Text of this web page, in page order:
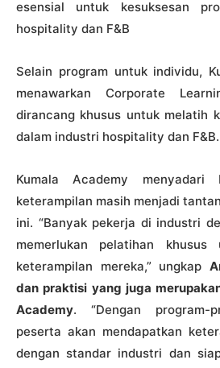
esensial untuk kesuksesan
hospitality dan F&B
Selain program untuk individu,
menawarkan Corporate
dirancang khusus untuk melatih
dalam industri hospitality dan F&B.
Kumala Academy menyadari
keterampilan masih menjadi
ini. “Banyak pekerja di industri
memerlukan pelatihan khusus
keterampilan mereka,” ungkap
dan praktisi yang juga
Academy. “Dengan program-
peserta akan mendapatkan
dengan standar industri dan